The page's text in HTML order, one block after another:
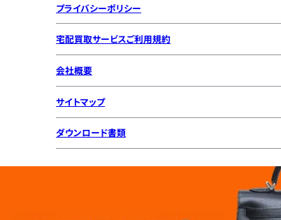
プライバシーポリシー
宅配買取サービスご利用規約
会社概要
サイトマップ
ダウンロード書類